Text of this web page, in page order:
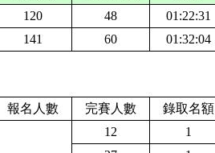
120 48 01:22:31
141 60 01:32:04
報名人數 完賽人數 錄取名額
12
1